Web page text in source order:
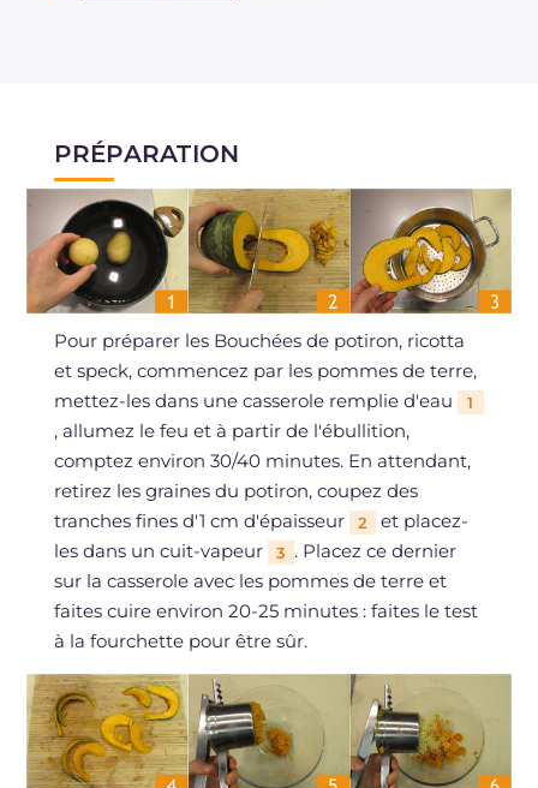
PRÉPARATION
Pour préparer les Bouchées de potiron, ricotta
et speck, commencez par les pommes de terre,
mettez-les dans une casserole remplie d'eau
1
, allumez le feu et à partir de l'ébullition,
comptez environ 30/40 minutes. En attendant,
retirez les graines du potiron, coupez des
tranches fines d'1 cm d'épaisseur
2
et placez-
les dans un cuit-vapeur
3 . Placez ce dernier
sur la casserole avec les pommes de terre et
faites cuire environ 20-25 minutes : faites le test
à la fourchette pour être sûr.